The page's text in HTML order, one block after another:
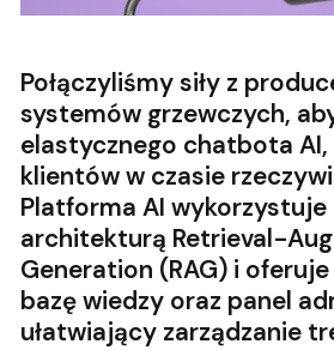
Połączyliśmy siły z
systemów grzewczych,
elastycznego chatbota
klientów w czasie
Platforma AI wykorzystuje
architekturą Retrieval-
Generation (RAG) i
bazę wiedzy oraz panel
ułatwiający zarządzanie